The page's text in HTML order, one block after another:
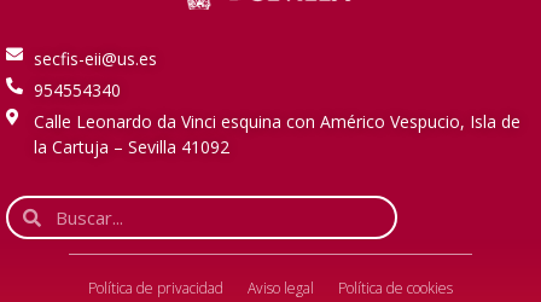
secfis-eii@us.es
954554340
Calle Leonardo da Vinci esquina con Américo Vespucio, Isla de
la Cartuja – Sevilla 41092
Política de privacidad Aviso legal Política de cookies